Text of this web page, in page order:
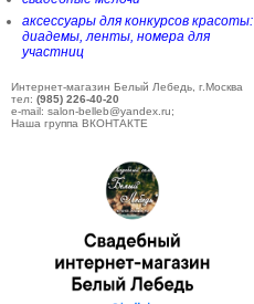
аксессуары для конкурсов красоты:
диадемы, ленты, номера для
участниц
Интернет-магазин Белый Лебедь, г.Москва
тел: (985) 226-40-20
e-mail: salon-belleb@yandex.ru;
Наша группа ВКОНТАКТЕ